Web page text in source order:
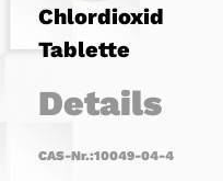
Chlordioxid
Tablette ‌‌
Details
CAS-Nr.:10049-04-4